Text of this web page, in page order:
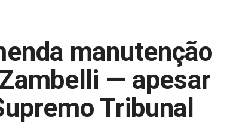
manutenção
— apesar
Tribunal